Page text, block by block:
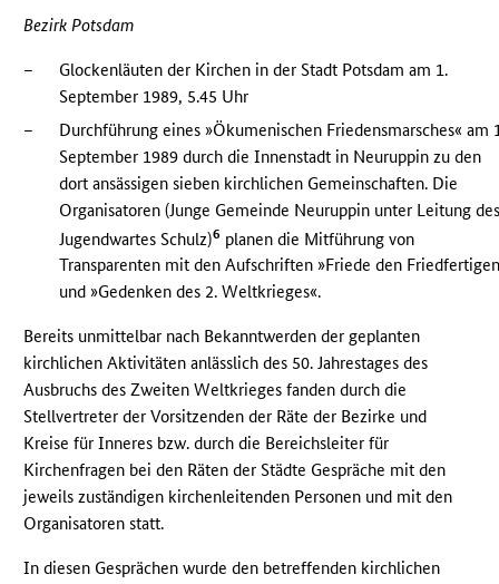
Bezirk Potsdam
–
Glockenläuten der Kirchen in der Stadt Potsdam am 1.
September 1989, 5.45 Uhr
–
Durchführung eines »Ökumenischen Friedensmarsches« am
September 1989 durch die Innenstadt in Neuruppin zu den
dort ansässigen sieben kirchlichen Gemeinschaften. Die
Organisatoren (Junge Gemeinde Neuruppin unter Leitung
Jugendwartes Schulz)6 planen die Mitführung von
Transparenten mit den Aufschriften »Friede den
und »Gedenken des 2. Weltkrieges«.
Bereits unmittelbar nach Bekanntwerden der geplanten
kirchlichen Aktivitäten anlässlich des 50. Jahrestages des
Ausbruchs des Zweiten Weltkrieges fanden durch die
Stellvertreter der Vorsitzenden der Räte der Bezirke und
Kreise für Inneres bzw. durch die Bereichsleiter für
Kirchenfragen bei den Räten der Städte Gespräche mit den
jeweils zuständigen kirchenleitenden Personen und mit den
Organisatoren statt.
In diesen Gesprächen wurde den betreffenden kirchlichen